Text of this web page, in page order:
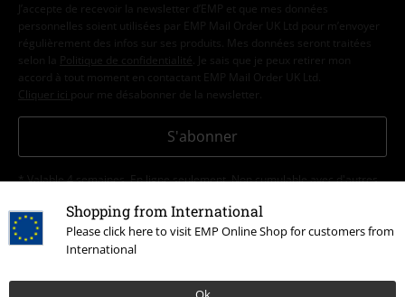
Shopping from International
Please click here to visit EMP Online Shop for customers from
International
J’accepte de recevoir la newsletter d’EMP et que mes données
personnelles soient utilisées par EMP Mail Order UK Ltd pour m’envoyer
régulièrement des infos sur ses produits. Mes données seront traitées
selon la
Politique de confidentialité . Je sais que je peux retirer mon
accord à tout moment en contactant EMP Mail Order UK Ltd.
Cliquer ici pour me désabonner de la newsletter.
S'abonner
* Valable 4 semaines. En ligne seulement. Non cumulable avec d'autres
saisie du code. Non valable sur les livres, les médias, la billetterie, les
produits Rammstein, (Till) Lindemann, Die Ärzte, Die Toten Hosen, Feine
Sahne Fischfilet, Broilers, Böhse Onkelz, les bons d'achat et les produits